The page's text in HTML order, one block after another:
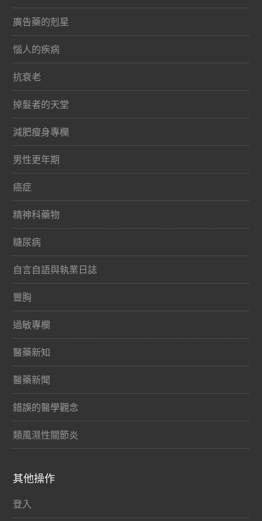
廣告藥的剋星
惱人的疾病
抗衰老
掉髮者的天堂
減肥瘦身專欄
男性更年期
癌症
精神科藥物
糖尿病
自言自語與執業日誌
豐胸
過敏專欄
醫藥新知
醫藥新聞
錯誤的醫學觀念
類風濕性關節炎
其他操作
登入